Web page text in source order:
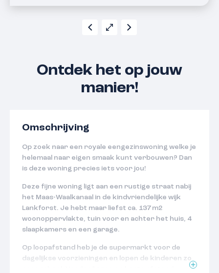
Ontdek het op jouw
manier!
Omschrijving
Op zoek naar een royale eengezinswoning welke je
helemaal naar eigen smaak kunt verbouwen? Dan
is deze woning precies iets voor jou!
Deze fijne woning ligt aan een rustige straat nabij
het Maas-Waalkanaal in de kindvriendelijke wijk
Lankforst. Je hebt maar liefst ca. 137 m2
woonoppervlakte, tuin voor en achter het huis, 4
slaapkamers en een garage.
Op loopafstand heb je de supermarkt voor de
dagelijkse voorzieningen en lopen de kinderen zo